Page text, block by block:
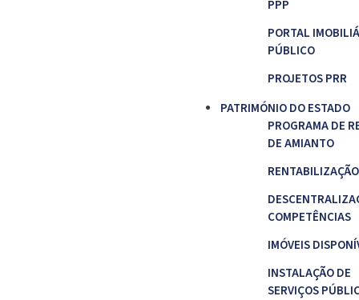
PPP
PORTAL
PÚBLICO
PROJETOS PRR
PATRIMÓNIO DO ESTADO
PROGRAMA DE
DE AMIANTO
RENTABILIZAÇÃO
COMPETÊNCIAS
IMÓVEIS
INSTALAÇÃO DE
SERVIÇOS